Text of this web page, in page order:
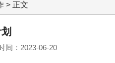
> 正文
：2023-06-20